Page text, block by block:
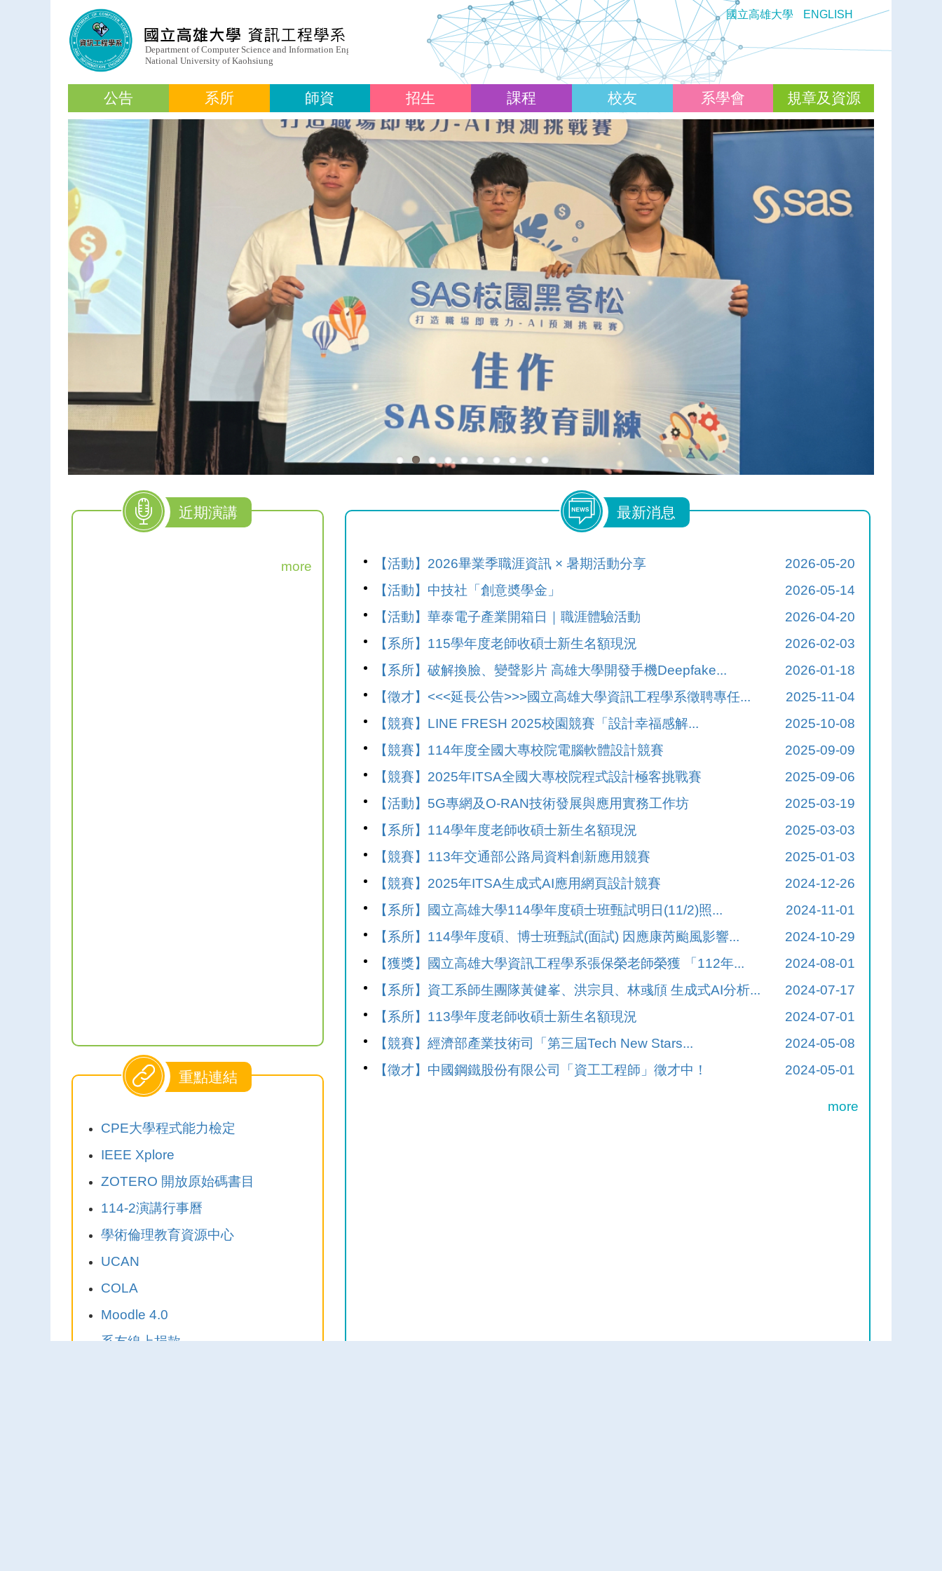
國立高雄大學 ENGLISH
公告 系所 師資 招生 課程 校友 系學會 規章及資源
最新消息
【活動】2026畢業季職涯資訊 × 暑期活動分享
2026-05-20
【活動】中技社「創意奬學金」
2026-05-14
【活動】華泰電子產業開箱日｜職涯體驗活動
2026-04-20
【系所】115學年度老師收碩士新生名額現況
2026-02-03
【系所】破解換臉、變聲影片 高雄大學開發手機Deepfake...
2026-01-18
【徵才】<<<延長公告>>>國立高雄大學資訊工程學系徵聘專任...
2025-11-04
【競賽】LINE FRESH 2025校園競賽「設計幸福感解...
2025-10-08
【競賽】114年度全國大專校院電腦軟體設計競賽
2025-09-09
【競賽】2025年ITSA全國大專校院程式設計極客挑戰賽
2025-09-06
【活動】5G專網及O-RAN技術發展與應用實務工作坊
2025-03-19
【系所】114學年度老師收碩士新生名額現況
2025-03-03
【競賽】113年交通部公路局資料創新應用競賽
2025-01-03
【競賽】2025年ITSA生成式AI應用網頁設計競賽
2024-12-26
【系所】國立高雄大學114學年度碩士班甄試明日(11/2)照...
2024-11-01
【系所】114學年度碩、博士班甄試(面試) 因應康芮颱風影響...
2024-10-29
【獲獎】國立高雄大學資訊工程學系張保榮老師榮獲 「112年...
2024-08-01
【系所】資工系師生團隊黃健峯、洪宗貝、林彧頎 生成式AI分析...
2024-07-17
【系所】113學年度老師收碩士新生名額現況
2024-07-01
【競賽】經濟部產業技術司「第三屆Tech New Stars...
2024-05-08
【徵才】中國鋼鐵股份有限公司「資工工程師」徵才中！
2024-05-01
more
近期演講
more
重點連結
CPE大學程式能力檢定
IEEE Xplore
ZOTERO 開放原始碼書目
114-2演講行事曆
學術倫理教育資源中心
UCAN
COLA
Moodle 4.0
系友線上捐款